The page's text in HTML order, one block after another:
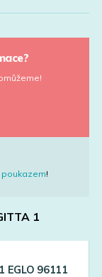
!
1
EGLO 96111